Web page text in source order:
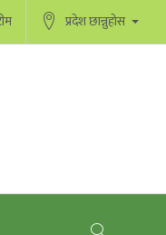
प्रदेश छान्नुहोस